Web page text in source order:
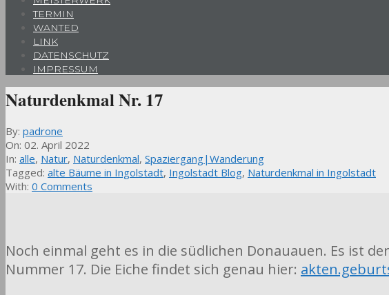
TERMIN
WANTED
LINK
DATENSCHUTZ
IMPRESSUM
Naturdenkmal Nr. 17
By: padrone
On: 02. April 2022
In: alle, Natur, Naturdenkmal, Spaziergang|Wanderung
Tagged: alte Bäume in Ingolstadt, Ingolstadt Blog, Naturdenkmal in Ingolstadt
With: 0 Comments
Noch einmal geht es in die südlichen Donauauen. Es ist
Nummer 17. Die Eiche findet sich genau hier: